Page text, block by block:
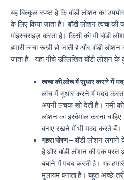
यह बिल्कुल स्पष्ट है कि बॉडी लोशन का
के लिए किया जाता है। बॉडी लोशन त्वचा
मॉइस्चराइज़ करता है। किसी को भी बॉडी
हमारी त्वचा रूखी हो जाती है और बॉडी लोशन
जाता है। यहां नीचे उल्लिखित बॉडी लोशन
त्वचा की लोच में सुधार करने में
लोच में सुधार करने में मदद करता
अपनी लचक खो देती है। नमी
लोशन का इस्तेमाल करना
बनाए रखने में भी मदद करते हैं।
गहरा पोषण –बॉडी लोशन लगाने
है और बॉडी लोशन की एक परत
बचाने में मदद करती है। यह
मुलायम बनाता है। बहुत अच्छे